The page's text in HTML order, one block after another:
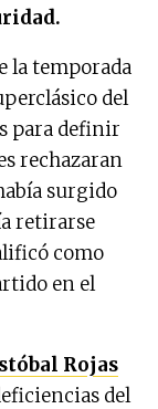
la temporada
del
para definir
rechazaran
surgido
retirarse
como
en el
Rojas
del